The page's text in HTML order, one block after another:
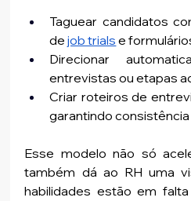
Taguear candidatos
de job trials e
Direcionar
entrevistas ou etapas
Criar roteiros de
garantindo consistência
Esse modelo não só
também dá ao RH uma
habilidades estão em